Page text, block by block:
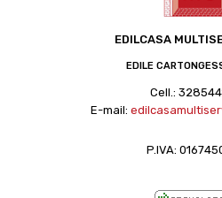
EDILCASA
EDILE
Cell.:
E-mail:
P.IVA: